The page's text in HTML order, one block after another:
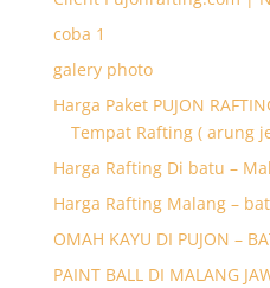
coba 1
galery photo
Harga Paket PUJON
Tempat Rafting ( arung
Harga Rafting Di batu –
Harga Rafting Malang –
OMAH KAYU DI PUJON –
PAINT BALL DI MALANG